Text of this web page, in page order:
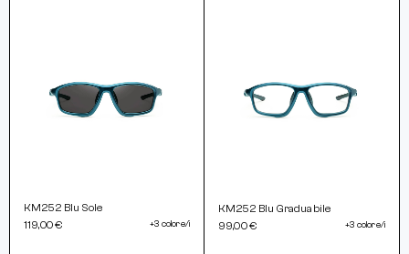
KM252 Blu Sole
119,00 €
+3 colore/i
KM252 Blu Graduabile
99,00 €
+3 colore/i